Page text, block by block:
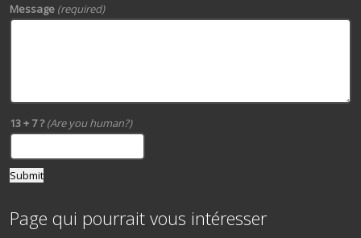
Message (required)
13 + 7 ?(Are you human?)
Page qui pourrait vous intéresser